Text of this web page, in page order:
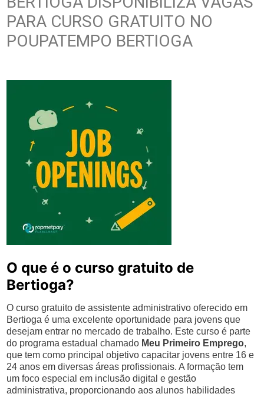
PARA CURSO GRATUITO NO
POUPATEMPO BERTIOGA
O que é o curso gratuito de
Bertioga?
O curso gratuito de assistente administrativo oferecido em
Bertioga é uma excelente oportunidade para jovens que
desejam entrar no mercado de trabalho. Este curso é parte
do programa estadual chamado Meu Primeiro Emprego,
que tem como principal objetivo capacitar jovens entre 16 e
24 anos em diversas áreas profissionais. A formação tem
um foco especial em inclusão digital e gestão
administrativa, proporcionando aos alunos habilidades